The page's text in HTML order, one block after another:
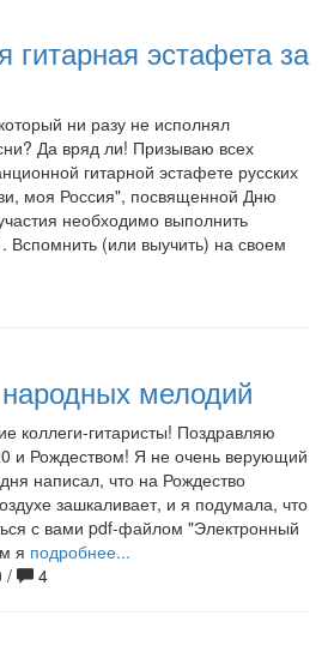
гитарная эстафета за
ни разу не исполнял
Да вряд ли! Призываю всех
гитарной эстафете русских
моя Россия", посвященной Дню
необходимо выполнить
(или выучить) на своем
мелодий
коллеги-гитаристы! Поздравляю
и Рождеством! Я не очень верующий
написал, что на Рождество
зашкаливает, и я подумала, что
с вами pdf-файлом "Электронный
я подробнее...
/ 4